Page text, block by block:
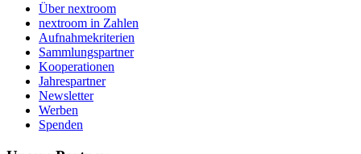
Über nextroom
nextroom in Zahlen
Aufnahmekriterien
Sammlungspartner
Kooperationen
Jahrespartner
Newsletter
Werben
Spenden